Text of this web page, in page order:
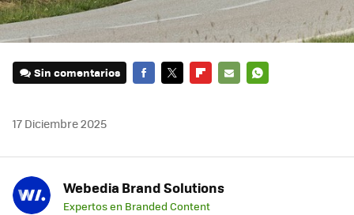
Sin comentarios
17 Diciembre 2025
Webedia Brand Solutions
Expertos en Branded Content